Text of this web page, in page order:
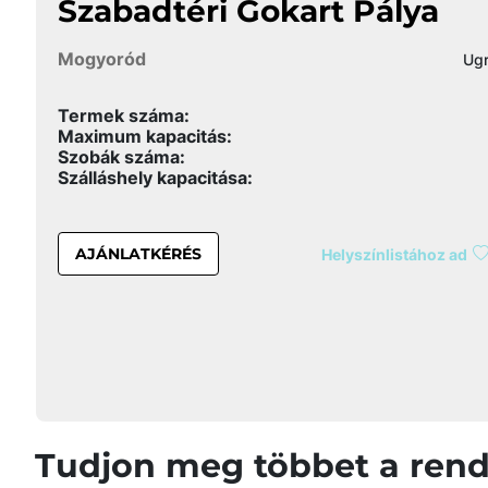
Szabadtéri Gokart Pálya
Mogyoród
Termek száma:
Maximum kapacitás:
Szobák száma:
Szálláshely kapacitása:
AJÁNLATKÉRÉS Helyszínlistához ad
Tudjon meg többet a